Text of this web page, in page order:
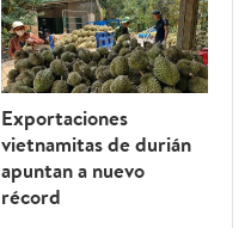
Exportaciones
vietnamitas de durián
apuntan a nuevo
récord